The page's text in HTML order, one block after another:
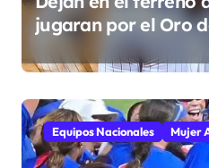
jugaran por el Oro
Equipos Nacionales Mujer